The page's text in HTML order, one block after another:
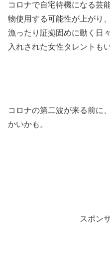
コロナで自宅待機になる芸
物使用する可能性が上がり
漁ったり証拠固めに動く日
入れされた女性タレントも
コロナの第二波が来る前に
かいかも。
スポン